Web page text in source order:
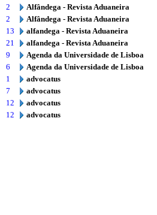
2
Alfândega - Revista Aduaneira
2
Alfândega - Revista Aduaneira
13
alfandega - Revista Aduaneira
21
alfandega - Revista Aduaneira
9
Agenda da Universidade de Lisboa
6
Agenda da Universidade de Lisboa
1
advocatus
7
advocatus
12
advocatus
12
advocatus